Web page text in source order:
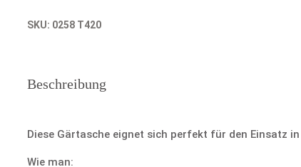
SKU: 0258 T420
Beschreibung
Diese Gärtasche eignet sich perfekt für den Einsatz
Wie man: